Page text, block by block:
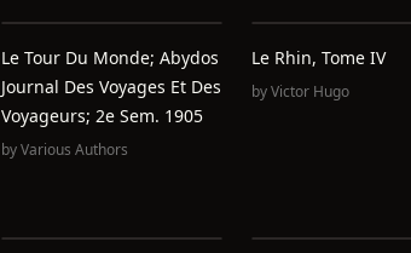
Le Tour Du Monde; Abydos
Journal Des Voyages Et Des
Voyageurs; 2e Sem. 1905
byVarious Authors
Le Rhin, Tome IV
byVictor Hugo